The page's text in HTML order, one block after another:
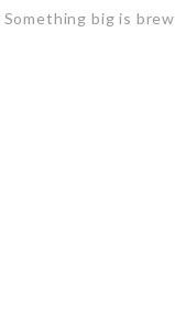
Something big is